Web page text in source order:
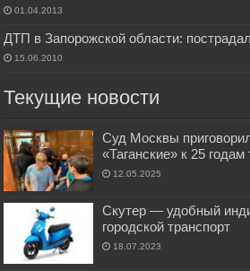
01.04.2013
ДТП в Запорожской области:
15.06.2010
Текущие новости
Суд Москвы
«Таганские» к 25
12.05.2025
Скутер — удобный
городской транспорт
18.07.2023